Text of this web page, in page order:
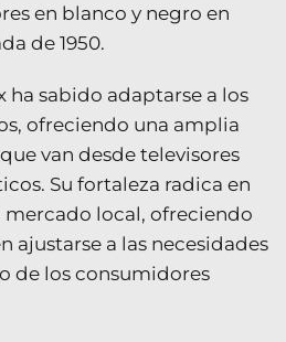
en blanco y negro en
de 1950.
ha sabido adaptarse a los
ofreciendo una amplia
van desde televisores
Su fortaleza radica en
local, ofreciendo
ajustarse a las necesidades
de los consumidores